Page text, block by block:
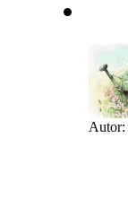
Autor: